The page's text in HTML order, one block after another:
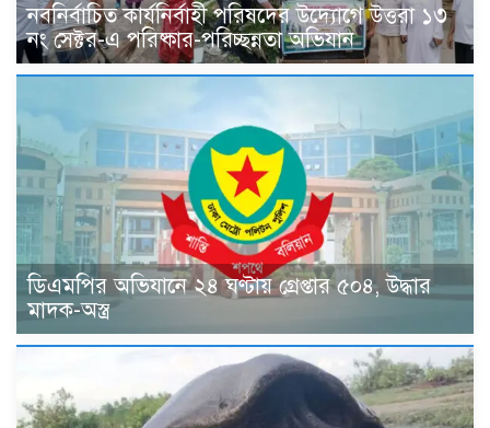
নবনির্বাচিত কার্যনির্বাহী পরিষদের উদ্যোগে উত্তরা ১৩
নং সেক্টর-এ পরিষ্কার-পরিচ্ছন্নতা অভিযান
ডিএমপির অভিযানে ২৪ ঘণ্টায় গ্রেপ্তার ৫০৪, উদ্ধার
মাদক-অস্ত্র